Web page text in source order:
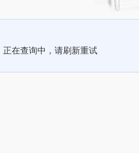
正在查询中，请刷新重试